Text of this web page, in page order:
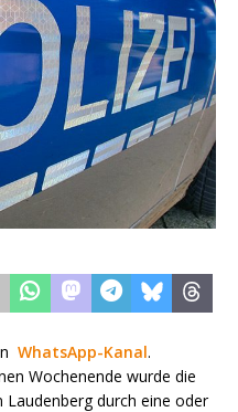
WhatsApp-Kanal.
Wochenende wurde die
Laudenberg durch eine oder